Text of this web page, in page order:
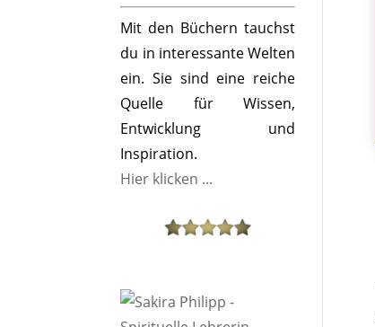
Mit den Büchern tauchst
du in interessante Welten
ein. Sie sind eine reiche
Quelle für Wissen,
Entwicklung und
Inspiration.
Hier klicken ...